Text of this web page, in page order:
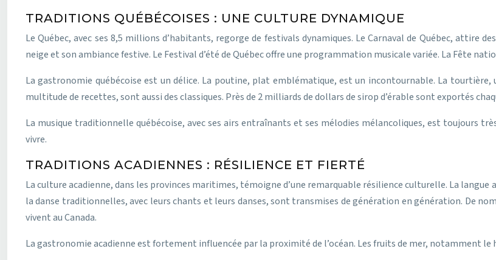
TRADITIONS QUÉBÉCOISES : UNE CULTURE DYNAMIQUE
Le Québec, avec ses 8,5 millions d’habitants, regorge de festivals dynamiques. Le Carnaval de Québec, attire
neige et son ambiance festive. Le Festival d’été de Québec offre une programmation musicale variée. La Fête
La gastronomie québécoise est un délice. La poutine, plat emblématique, est un incontournable. La tourtière,
multitude de recettes, sont aussi des classiques. Près de 2 milliards de dollars de sirop d’érable sont exportés
La musique traditionnelle québécoise, avec ses airs entraînants et ses mélodies mélancoliques, est toujours
vivre.
TRADITIONS ACADIENNES : RÉSILIENCE ET FIERTÉ
La culture acadienne, dans les provinces maritimes, témoigne d’une remarquable résilience culturelle. La langue
la danse traditionnelles, avec leurs chants et leurs danses, sont transmises de génération en génération. De
vivent au Canada.
La gastronomie acadienne est fortement influencée par la proximité de l’océan. Les fruits de mer, notamment